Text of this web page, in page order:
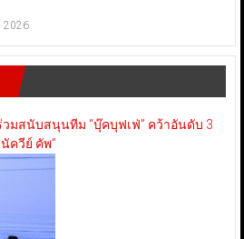
2026
วมสนับสนุนทีม “บุ๊คบุฟเฟ่” คว้าอันดับ 3
ควีย์ คัพ”